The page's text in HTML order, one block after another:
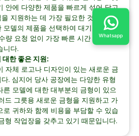
안에 다양한 제품을 빠르게 섞어 담고
지원하는 데 가장 필요한 것이며, 재
모델의 제품을 선택하여 대기 시간이
량 요청 없이 가장 빠른 시간 내에 배
니다.
한 좋은 지원:
자체 로고나 디자인이 있는 새로운 금
. 심지어 당사 공장에는 다양한 유형
른 모델에 대한 대부분의 금형이 있으
드 그릇용 새로운 금형을 지원하고 가
로 귀하와 함께 비용을 부담할 수 있습
형 작업장을 갖추고 있기 때문입니다.
Whatsapp